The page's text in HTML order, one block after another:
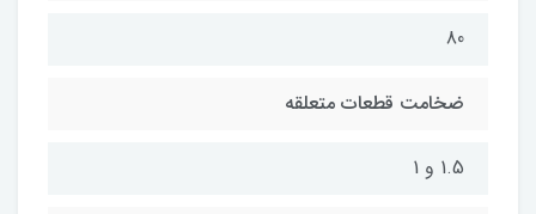
80
ضخامت قطعات متعلقه
1.5 و 1